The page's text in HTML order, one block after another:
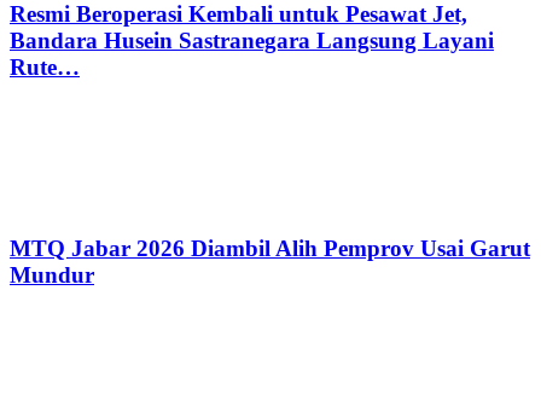
Resmi Beroperasi Kembali untuk Pesawat Jet,
Bandara Husein Sastranegara Langsung Layani
Rute…
MTQ Jabar 2026 Diambil Alih Pemprov Usai Garut
Mundur